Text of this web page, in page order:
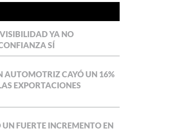
YA NO
SÍ
AUTOMOTRIZ CAYÓ UN 16%
EXPORTACIONES
FUERTE INCREMENTO EN